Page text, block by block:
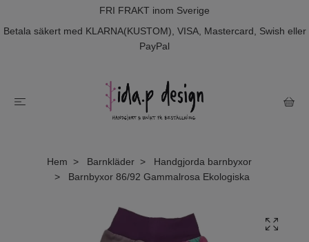
FRI FRAKT inom Sverige
Betala säkert med KLARNA(KUSTOM), VISA, Mastercard, Swish eller
PayPal
Hem Barnkläder
Handgjorda barnbyxor
Barnbyxor 86/92 Gammalrosa Ekologiska